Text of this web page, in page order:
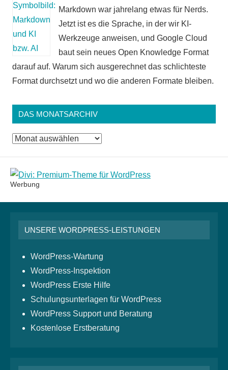
Markdown war jahrelang etwas für Nerds.
Jetzt ist es die Sprache, in der wir KI-
Werkzeuge anweisen, und Google Cloud
baut sein neues Open Knowledge Format
darauf auf. Warum sich ausgerechnet das schlichteste
Format durchsetzt und wo die anderen Formate bleiben.
DAS MONATSARCHIV
Das
Werbung
UNSERE WORDPRESS-LEISTUNGEN
WordPress-Wartung
WordPress-Inspektion
WordPress Erste Hilfe
Schulungsunterlagen für WordPress
WordPress Support und Beratung
Kostenlose Erstberatung